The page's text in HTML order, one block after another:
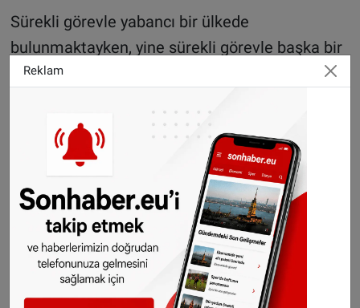
Sürekli görevle yabancı bir ülkede
bulunmaktayken, yine sürekli görevle başka bir
yabancı ülkeye atanma nedeniyle yerleşim
kamu görevlileri de muafiyet hükümlerinden
yararlanamayacak.
Muaf olarak ithal edilen vasıtanın serbest
dolaşıma giriş tarihinden itibaren 5 yıl
geçmedikçe aynı kişilerin motorlu veya
motorsuz özel nakil vasıtalarının serbest
dolaşıma girişine ilişkin talepleri kabul
Reklam